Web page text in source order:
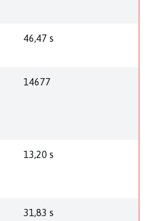
46,47 s
14677
13,20 s
31,83 s